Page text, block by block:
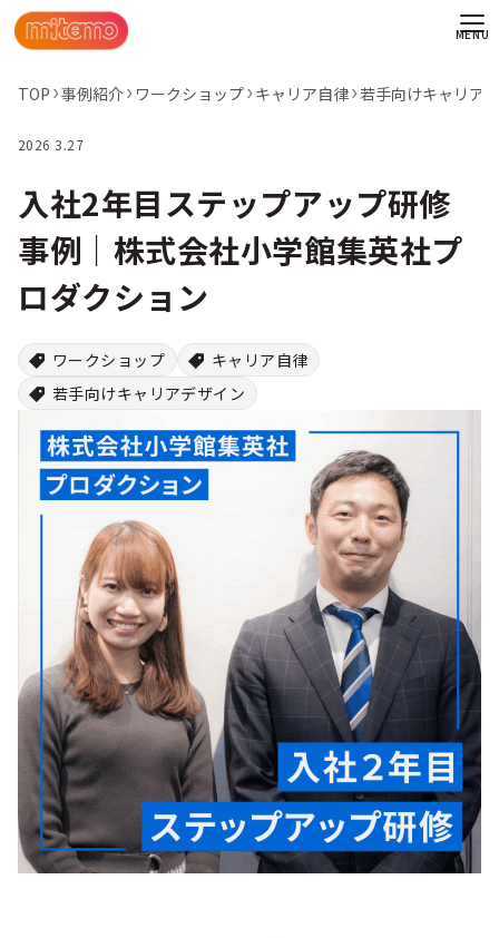
TOP 事例紹介 ワークショップ キャリア自律 若手向けキャリア
2026 3.27
入社2年目ステップアップ研修
事例｜株式会社小学館集英社プ
ロダクション
ワークショップ
キャリア自律
若手向けキャリアデザイン